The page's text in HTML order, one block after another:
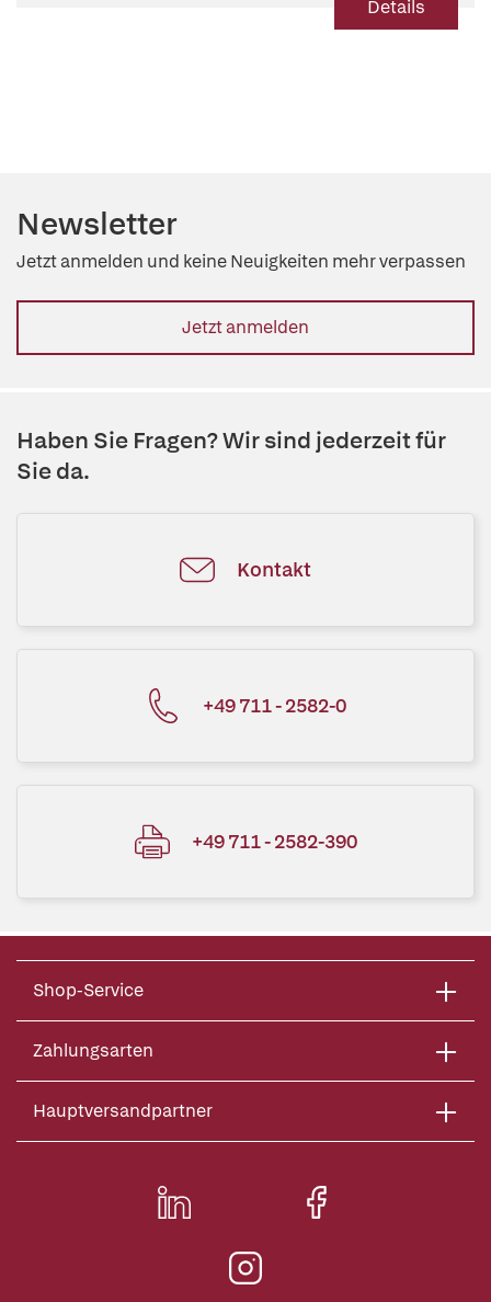
Details
Newsletter
Jetzt anmelden und keine Neuigkeiten mehr verpassen
Jetzt anmelden
Haben Sie Fragen? Wir sind jederzeit für
Sie da.
Kontakt
+49 711 - 2582-0
+49 711 - 2582-390
Shop-Service
Zahlungsarten
Hauptversandpartner